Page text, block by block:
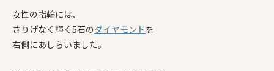
女性の指輪には、
さりげなく輝く5石のダイヤモンドを
右側にあしらいました。